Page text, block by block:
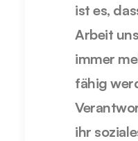
ist es,
Arbeit
immer
fähig
ihr